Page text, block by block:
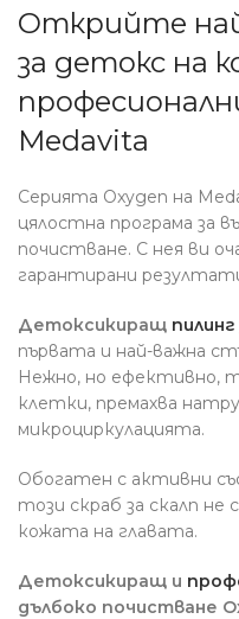
Открийте
за детокс на
Medavita
Серията Oxygen на
цялостна програма за
почистване. С нея ви
гарантирани
Детоксикиращ пилинг
първата и най-важна
Нежно, но ефективно,
клетки, премахва
микроциркулацията.
Обогатен с активни
този скраб за скалп не
кожата на главата.
Детоксикиращ и
дълбоко почистване